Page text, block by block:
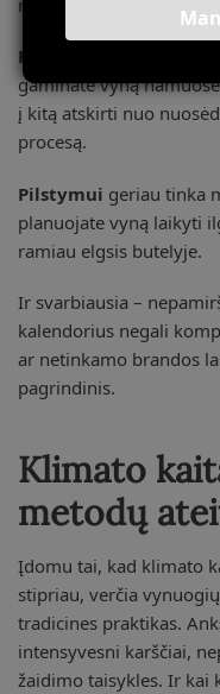
Perpylimui ir aeracijai
gaminate vyną
į kitą atskirti nuo
procesą.
Pilstymui geriau tinka
planuojate vyną laikyti
ramiau elgsis butelyje.
Ir svarbiausia –
kalendorius negali
ar netinkamo brandos
pagrindinis.
Klimato
metodų
Įdomu tai, kad klimato
stipriau, verčia
tradicines praktikas.
intensyvesni karščiai,
žaidimo taisykles. Ir kai